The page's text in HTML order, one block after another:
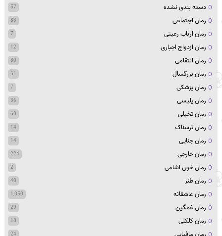
دسته بندی نشده 57
رمان اجتماعی 83
رمان ارباب رعیتی 7
رمان ازدواج اجباری 12
رمان انتقامی 80
رمان بزرگسال 61
رمان پزشکی 7
رمان پلیسی 36
رمان تخیلی 60
رمان ترسناک 14
رمان جنایی 14
رمان خارجی 224
رمان خون اشامی 2
رمان طنز 40
رمان عاشقانه 1,050
رمان غمگین 29
رمان کلکلی 18
24